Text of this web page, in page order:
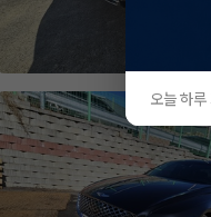
오늘 하루